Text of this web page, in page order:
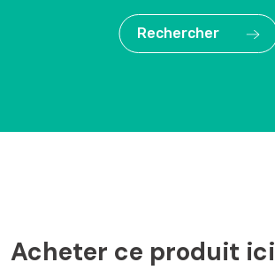
Rechercher
Acheter ce produit ici